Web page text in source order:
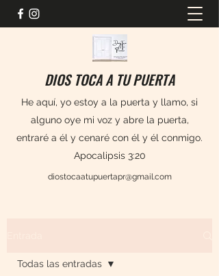
DIOS TOCA A TU PUERTA
He aquí, yo estoy a la puerta y llamo, si
alguno oye mi voz y abre la puerta,
entraré a él y cenaré con él y él conmigo.
Apocalipsis 3:20
diostocaatupuertapr@gmail.com
Todas las entradas